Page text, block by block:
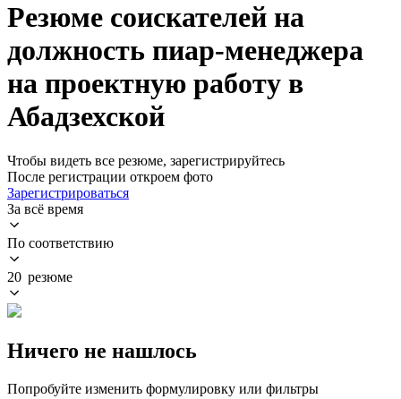
Резюме соискателей на
должность пиар-менеджера
на проектную работу в
Абадзехской
Чтобы видеть все резюме, зарегистрируйтесь
После регистрации откроем фото
Зарегистрироваться
За всё время
По соответствию
20 резюме
Ничего не нашлось
Попробуйте изменить формулировку или фильтры